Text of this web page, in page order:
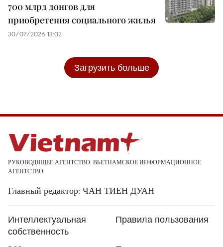
700 млрд донгов для
приобретения социального жилья
30/07/2026 13:02
Загрузить больше
РУКОВОДЯЩЕЕ АГЕНТСТВО: ВЬЕТНАМСКОЕ ИНФОРМАЦИОННОЕ
АГЕНТСТВО
Главный редактор: ЧАН ТИЕН ДУАН
Интеллектуальная
собственность
Правила пользования